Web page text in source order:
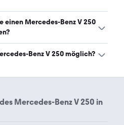
in Wiesbaden gibt es in
(Stand: 9.8.2026)
Mercedes-Benz V 250
an mobile.de-
Benz V 250 möglich?
werden.
Mercedes-Benz V 250 in